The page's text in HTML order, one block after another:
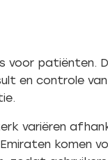
patiënten.
en controle
variëren
komen